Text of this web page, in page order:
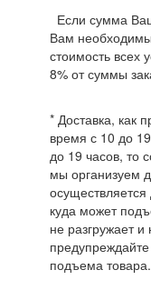
Если сумма
Вам
стоимость всех
8% от суммы
* Доставка, как
время с 10 до
до 19 часов, то
мы организуем
куда может
не разгружает
подъема товара.